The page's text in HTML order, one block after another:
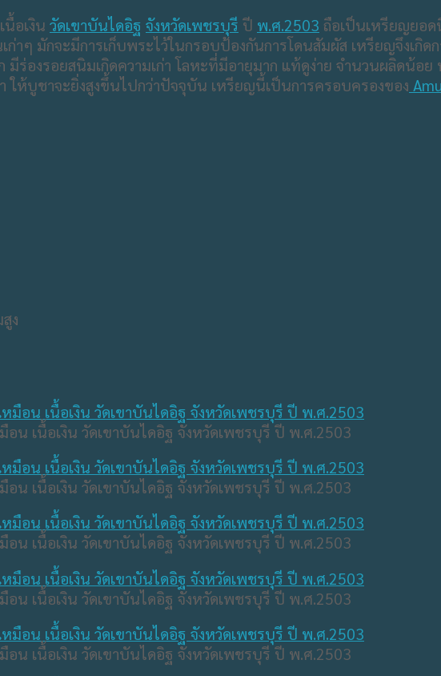
อเงิน วัดเขาบันไดอิฐ จังหวัดเพชรบุรี ปี พ.ศ.2503 ถือเป็นเหรียญยอด
าๆ มักจะมีการเก็บพระไว้ในกรอบป้องกันการโดนสัมผัส เหรียญจึงเกิ
มีร่องรอยสนิมเกิดความเก่า โลหะที่มีอายุมาก แท้ดูง่าย จำนวนผลิดน้
ให้บูชาจะยิ่งสูงขึ้นไปกว่าปัจจุบัน เหรียญนี้เป็นการครอบครองของ
ง
น เนื้อเงิน วัดเขาบันไดอิฐ จังหวัดเพชรบุรี ปี พ.ศ.2503
น เนื้อเงิน วัดเขาบันไดอิฐ จังหวัดเพชรบุรี ปี พ.ศ.2503
น เนื้อเงิน วัดเขาบันไดอิฐ จังหวัดเพชรบุรี ปี พ.ศ.2503
น เนื้อเงิน วัดเขาบันไดอิฐ จังหวัดเพชรบุรี ปี พ.ศ.2503
น เนื้อเงิน วัดเขาบันไดอิฐ จังหวัดเพชรบุรี ปี พ.ศ.2503